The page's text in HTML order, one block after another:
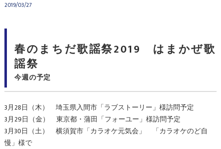
2019/03/27
今週の予定
春のまちだ歌謡祭2019 はまかぜ歌
謡祭
3月28日（木） 埼玉県入間市「ラブストーリー」様訪問予定
3月29日（金） 東京都・蒲田「フォーユー」様訪問予定
3月30日（土） 横須賀市「カラオケ元気会」 「カラオケのど自
慢」様で